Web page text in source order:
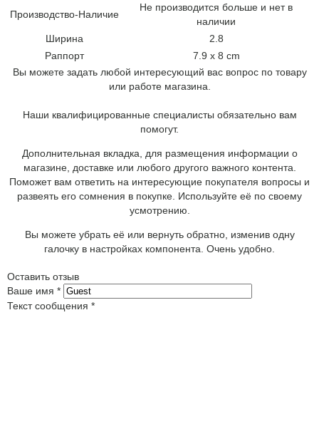
Производство-Наличие
Не производится больше и нет в
наличии
Ширина
2.8
Раппорт
7.9 x 8 cm
Вы можете задать любой интересующий вас вопрос по товару
или работе магазина.
Наши квалифицированные специалисты обязательно вам
помогут.
Дополнительная вкладка, для размещения информации о
магазине, доставке или любого другого важного контента.
Поможет вам ответить на интересующие покупателя вопросы и
развеять его сомнения в покупке. Используйте её по своему
усмотрению.
Вы можете убрать её или вернуть обратно, изменив одну
галочку в настройках компонента. Очень удобно.
Оставить отзыв
Ваше имя *
Текст сообщения *